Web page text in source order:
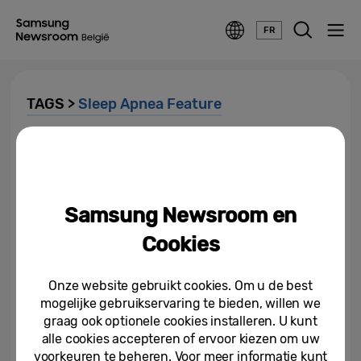
FR
TAGS > Sleep Apnea Feature
13-03-2026
Samsung breidt
05-06-2025
Samsung breidt
beschikbaarheid van nieuwste
Samsung Newsroom en
Cookies
Onze website gebruikt cookies. Om u de best
mogelijke gebruikservaring te bieden, willen we
graag ook optionele cookies installeren. U kunt
alle cookies accepteren of ervoor kiezen om uw
voorkeuren te beheren. Voor meer informatie kunt